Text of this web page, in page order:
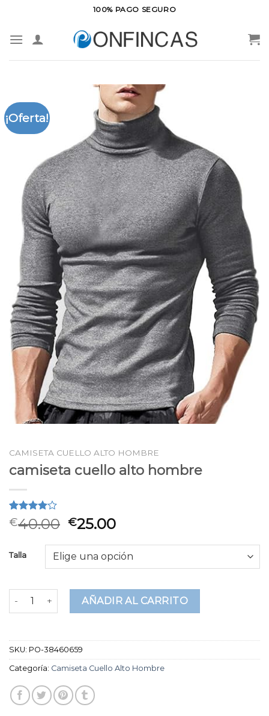
contenido
100% PAGO SEGURO
¡Oferta!
CAMISETA CUELLO ALTO HOMBRE
camiseta cuello alto hombre
Valorado
4.00
en
2
puntuaciones
€40.00 €25.00
Talla
camiseta cuello alto hombre cantidad
AÑADIR AL CARRITO
SKU: PO-38460659
Categoría: Camiseta Cuello Alto Hombre